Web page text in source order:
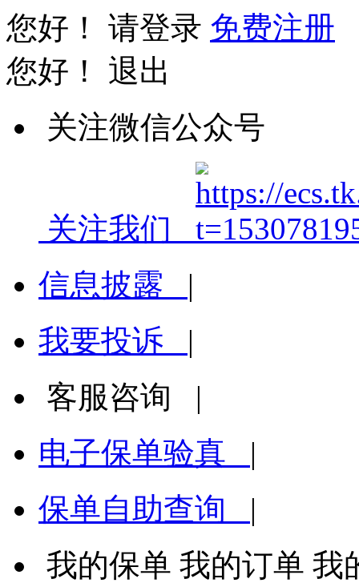
您好！ 请登录 免费注册
您好！ 退出
关注微信公众号
关注我们
信息披露 |
我要投诉 |
客服咨询 |
电子保单验真 |
保单自助查询 |
我的保单 我的订单 我